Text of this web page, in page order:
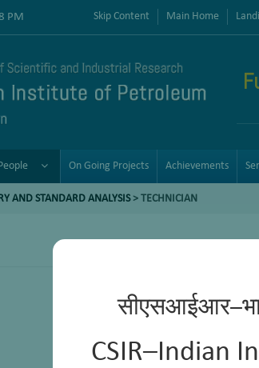
CSIR–Indian
PM Skip Content Main Home
On Going Projects Achievements
AND STANDARD ANALYSIS> TECHNICIAN